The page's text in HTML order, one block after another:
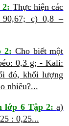
2: Thực hiện các
c) 0,8 –
2: Cho biết một
0,3 g;- Kali:
đó, khối lượng
nhiêu?...
lớp 6 Tập 2:a)
: 0,25...